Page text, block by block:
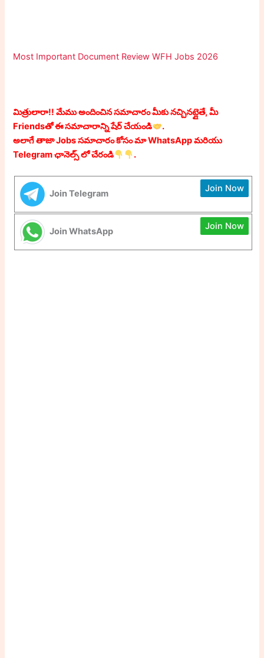
Most Important Document Review WFH Jobs 2026
మిత్రులారా!! మేము అందించిన సమాచారం మీకు నచ్చినట్లైతే, మీ
Friendsతో ఈ సమాచారాన్ని షేర్ చేయండి
.
అలాగే తాజా Jobs సమాచారం కోసం మా WhatsApp మరియు
Telegram ఛానెల్స్ లో చేరండి
.
Join Telegram Join Now
Join WhatsApp Join Now